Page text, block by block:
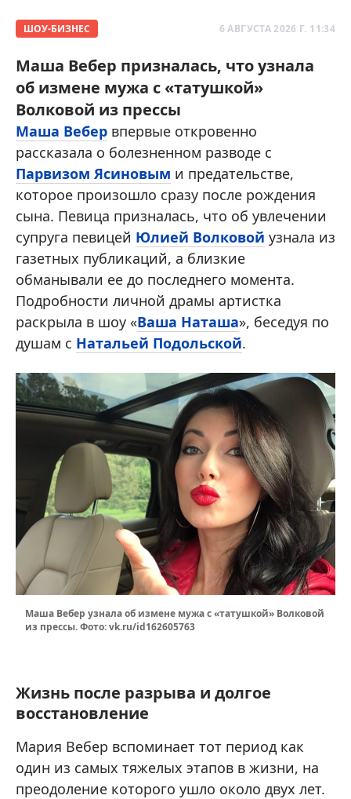
ШОУ-БИЗНЕС 6 АВГУСТА 2026 Г. 11:34
Маша Вебер призналась, что узнала
об измене мужа с «татушкой»
Волковой из прессы
Маша Вебер впервые откровенно
рассказала о болезненном разводе с
Парвизом Ясиновым и предательстве,
которое произошло сразу после рождения
сына. Певица призналась, что об увлечении
супруга певицей Юлией Волковой узнала из
газетных публикаций, а близкие
обманывали ее до последнего момента.
Подробности личной драмы артистка
раскрыла в шоу «Ваша Наташа», беседуя по
душам с Натальей Подольской.
Маша Вебер узнала об измене мужа с «татушкой» Волковой
из прессы. Фото: vk.ru/id162605763
Жизнь после разрыва и долгое
восстановление
Мария Вебер вспоминает тот период как
один из самых тяжелых этапов в жизни, на
преодоление которого ушло около двух лет.